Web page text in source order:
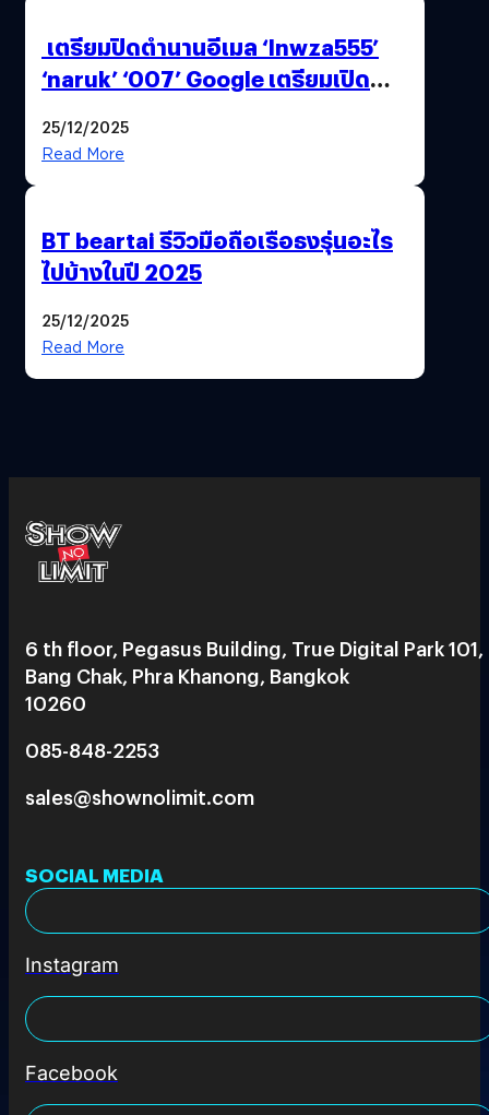
เตรียมปิดตำนานอีเมล ‘lnwza555’
‘naruk’ ‘007’ Google เตรียมเปิด
25/12/2025
Read More
BT beartai รีวิวมือถือเรือธงรุ่นอะไร
ไปบ้างในปี 2025
25/12/2025
Read More
6 th floor, Pegasus Building, True Digital Park 101,
Bang Chak, Phra Khanong, Bangkok
10260
085-848-2253
sales@shownolimit.com
SOCIAL MEDIA
Instagram
Facebook